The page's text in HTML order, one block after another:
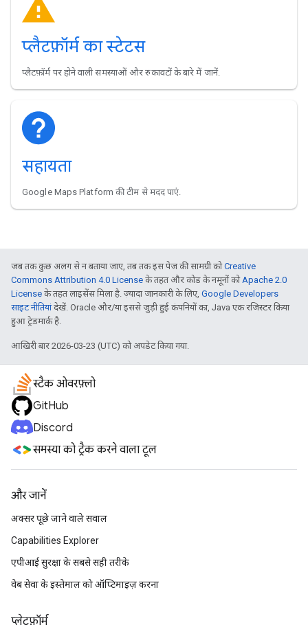
प्लैटफ़ॉर्म का स्टेटस
प्लैटफ़ॉर्म पर होने वाली समस्याओं और रुकावटों के बारे में जानें.
सहायता
Google Maps Platform की टीम से मदद पाएं.
जब तक कुछ अलग से न बताया जाए, तब तक इस पेज की सामग्री कोCreative
Commons Attribution 4.0 License के तहत और कोड के नमूनों कोApache 2.0
License के तहत लाइसेंस मिला है. ज़्यादा जानकारी के लिए, Google Developers
साइट नीतियांदेखें. Oracle और/या इससे जुड़ी हुई कंपनियों का, Java एक रजिस्टर किया
हुआ ट्रेडमार्क है.
आखिरी बार 2026-03-23 (UTC) को अपडेट किया गया.
स्टैक ओवरफ़्लो
GitHub
Discord
समस्या को ट्रैक करने वाला टूल
और जानें
अक्सर पूछे जाने वाले सवाल
Capabilities Explorer
एपीआई सुरक्षा के सबसे सही तरीके
वेब सेवा के इस्तेमाल को ऑप्टिमाइज़ करना
प्‍लेटफ़ॉर्म